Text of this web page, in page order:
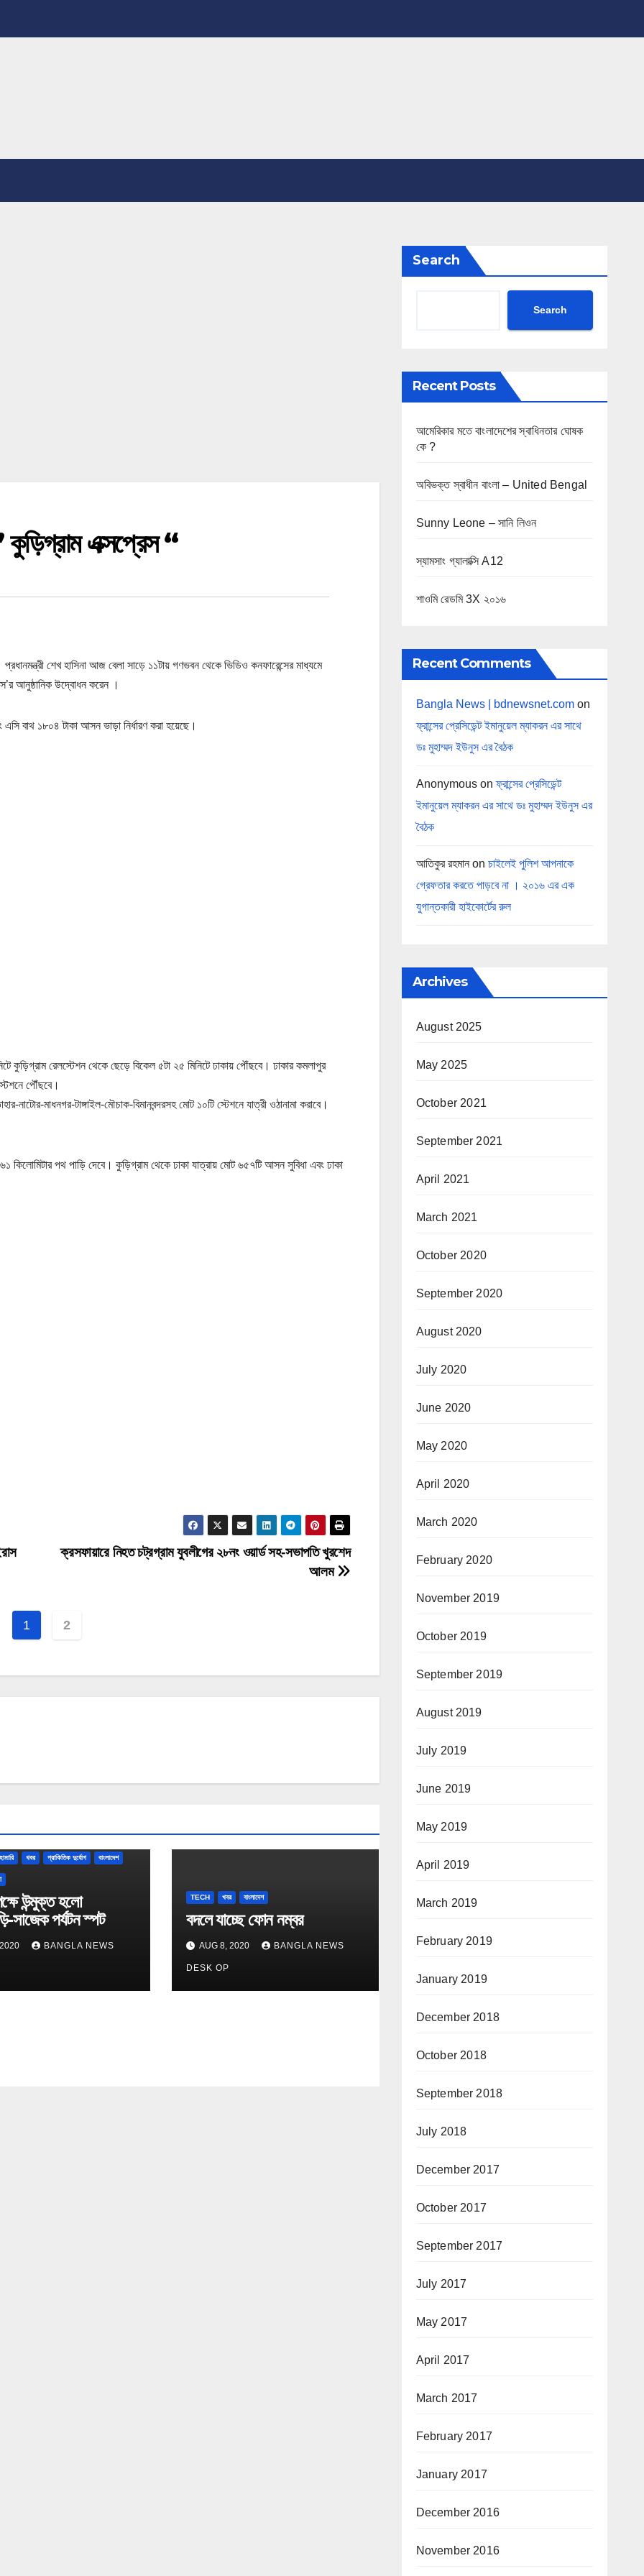
এক্সপ্রেস “
শেখ হাসিনা আজ বেলা সাড়ে ১১টায় গণভবন থেকে ভিডিও কনফারেন্সের মাধ্যমে
আনুষ্ঠানিক উদ্বোধন করেন ।
বাথ ১৮০৪ টাকা আসন ভাড়া নির্ধারণ করা হয়েছে।
কুড়িগ্রাম রেলস্টেশন থেকে ছেড়ে বিকেল ৫টা ২৫ মিনিটে ঢাকায় পৌঁছবে। ঢাকার কমলাপুর
পৌঁছবে।
নাটোর-মাধনগর-টাঙ্গাইল-মৌচাক-বিমানবন্দরসহ মোট ১০টি স্টেশনে যাত্রী ওঠানামা করাবে।
কিলোমিটার পথ পাড়ি দেবে। কুড়িগ্রাম থেকে ঢাকা যাত্রায় মোট ৬৫৭টি আসন সুবিধা এবং ঢাকা
ক্রসফায়ারে নিহত চট্রগ্রাম যুবলীগের ২৮নং ওয়ার্ড সহ-সভাপতি খুরশেদ
আলম
1 2
খবর প্রাকিতিক দুর্যোগ বাংলাদেশ
উন্মুক্ত হলো
সাজেক পর্যটন স্পট
BANGLA NEWS
TECH খবর বাংলাদেশ
বদলে যাচ্ছে ফোন নম্বর
AUG 8, 2020 BANGLA NEWS
DESK OP
Search
Search
Recent Posts
আমেরিকার মতে বাংলাদেশের স্বাধিনতার ঘোষক
কে ?
অবিভক্ত স্বাধীন বাংলা – United Bengal
Sunny Leone – সানি লিওন
স্যামসাং গ্যালাক্সি A12
শাওমি রেডমি 3X ২০১৬
Recent Comments
Bangla News | bdnewsnet.comon
ফ্রান্সের প্রেসিডেন্ট ইমানুয়েল ম্যাকরন এর সাথে
ডঃ মুহাম্মদ ইউনুস এর বৈঠক
Anonymousonফ্রান্সের প্রেসিডেন্ট
ইমানুয়েল ম্যাকরন এর সাথে ডঃ মুহাম্মদ ইউনুস এর
বৈঠক
আতিকুর রহমানon চাইলেই পুলিশ আপনাকে
গ্রেফতার করতে পাড়বে না । ২০১৬ এর এক
যুগান্তকারী হাইকোর্টের রুল
Archives
August 2025
May 2025
October 2021
September 2021
April 2021
March 2021
October 2020
September 2020
August 2020
July 2020
June 2020
May 2020
April 2020
March 2020
February 2020
November 2019
October 2019
September 2019
August 2019
July 2019
June 2019
May 2019
April 2019
March 2019
February 2019
January 2019
December 2018
October 2018
September 2018
July 2018
December 2017
October 2017
September 2017
July 2017
May 2017
April 2017
March 2017
February 2017
January 2017
December 2016
November 2016